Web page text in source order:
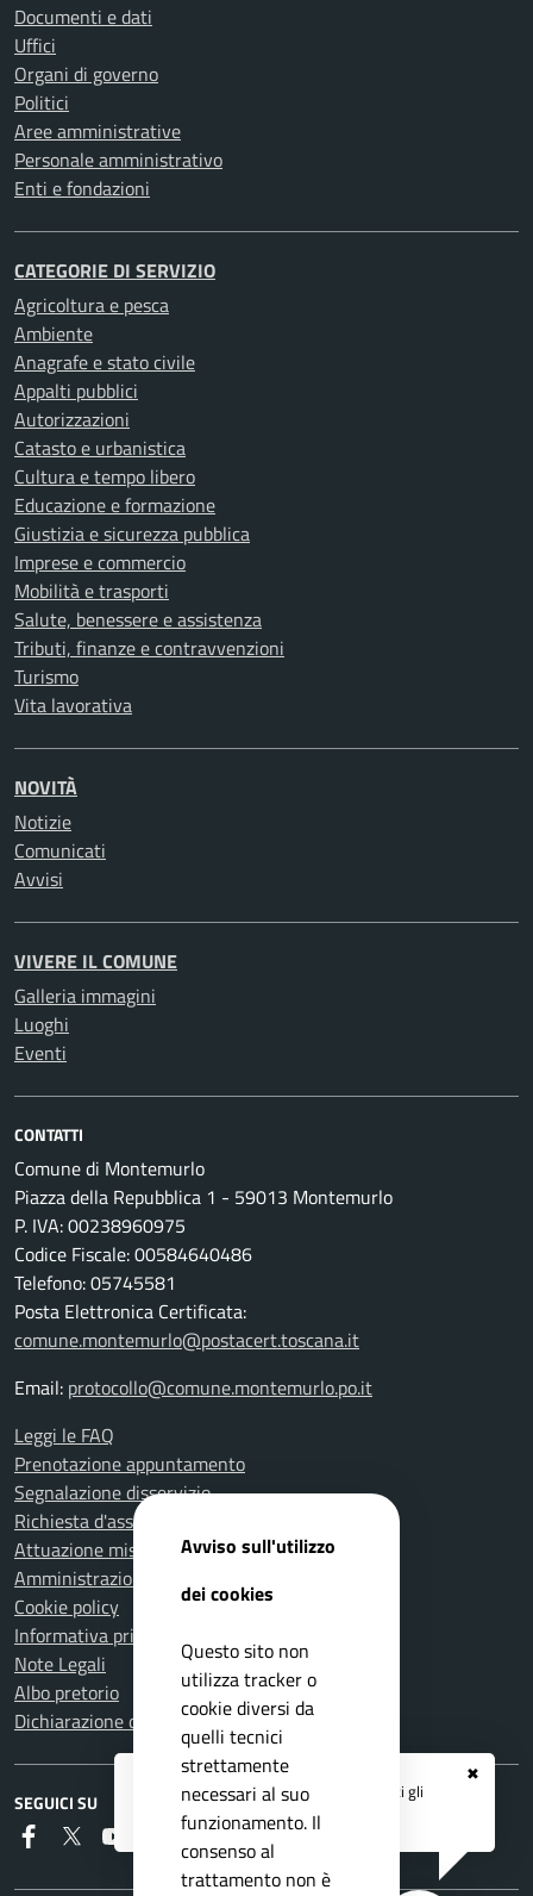
✖
Registrati ai serviziAPP IO
e ricevi tutti gli
aggiornamenti dall'Ente
Documenti e dati
Uffici
Organi di governo
Politici
Aree amministrative
Personale amministrativo
Enti e fondazioni
CATEGORIE DI SERVIZIO
Agricoltura e pesca
Ambiente
Anagrafe e stato civile
Appalti pubblici
Autorizzazioni
Catasto e urbanistica
Cultura e tempo libero
Educazione e formazione
Giustizia e sicurezza pubblica
Imprese e commercio
Mobilità e trasporti
Salute, benessere e assistenza
Tributi, finanze e contravvenzioni
Turismo
Vita lavorativa
NOVITÀ
Notizie
Comunicati
Avvisi
VIVERE IL COMUNE
Galleria immagini
Luoghi
Eventi
CONTATTI
Comune di Montemurlo
Piazza della Repubblica 1 - 59013 Montemurlo
P. IVA: 00238960975
Codice Fiscale: 00584640486
Telefono: 05745581
Posta Elettronica Certificata:
comune.montemurlo@postacert.toscana.it
Email: protocollo@comune.montemurlo.po.it
Leggi le FAQ
Prenotazione appuntamento
Segnalazione disservizio
Richiesta d'assistenza
Attuazione misure PNRR
Amministrazione trasparente
Cookie policy
Informativa privacy
Note Legali
Albo pretorio
Dichiarazione di accessibilità
SEGUICI SU
FaceboookTwitter YoutubeInstagram
RSS
Avviso sull'utilizzo
dei cookies
Questo sito non
utilizza tracker o
cookie diversi da
quelli tecnici
strettamente
necessari al suo
funzionamento. Il
consenso al
trattamento non è